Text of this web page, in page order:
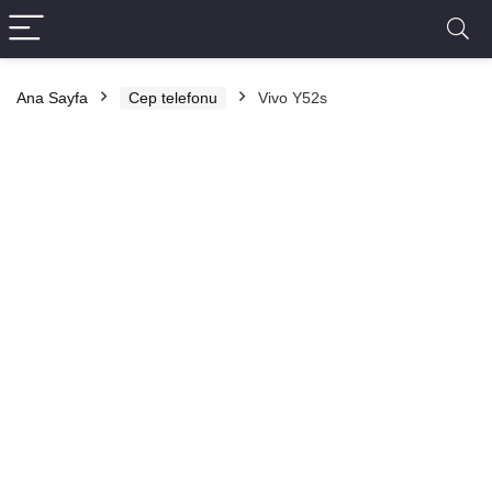
Ana Sayfa Cep telefonu Vivo Y52s